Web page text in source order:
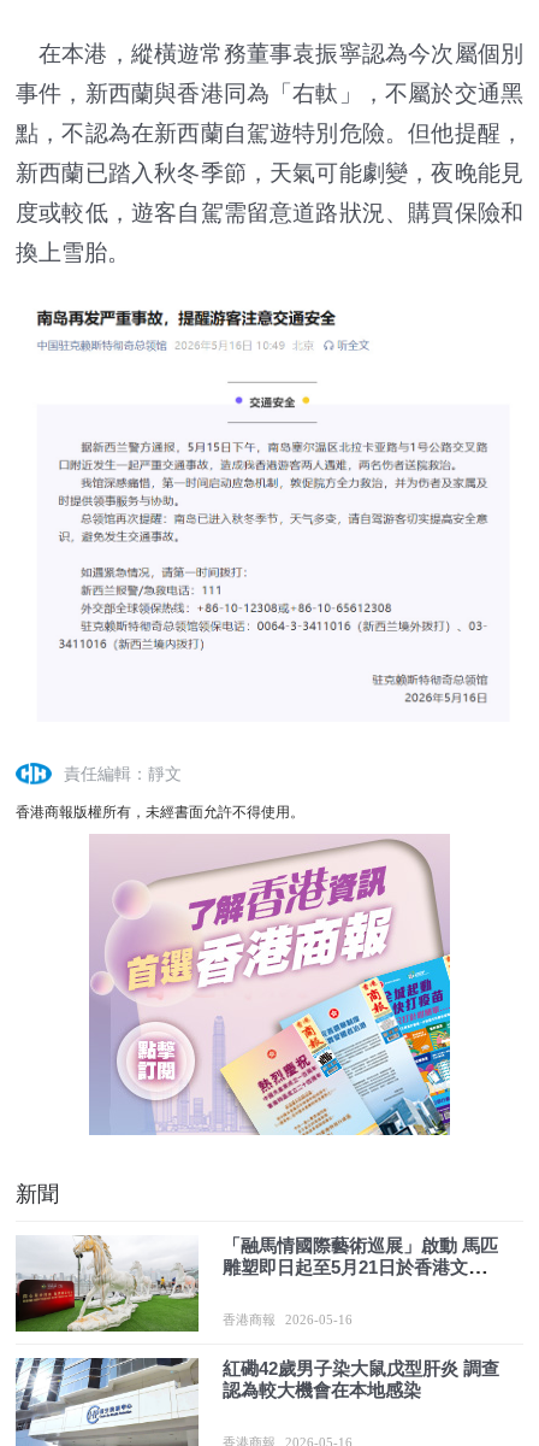
在本港，縱橫遊常務董事袁振寧認為今次屬個別
事件，新西蘭與香港同為「右軚」，不屬於交通黑
點，不認為在新西蘭自駕遊特別危險。但他提醒，
新西蘭已踏入秋冬季節，天氣可能劇變，夜晚能見
度或較低，遊客自駕需留意道路狀況、購買保險和
換上雪胎。
責任編輯：靜文
香港商報版權所有，未經書面允許不得使用。
新聞
「融馬情國際藝術巡展」啟動 馬匹
雕塑即日起至5月21日於香港文化
香港商報 2026-05-16
紅磡42歲男子染大鼠戊型肝炎 調查
認為較大機會在本地感染
香港商報 2026-05-16